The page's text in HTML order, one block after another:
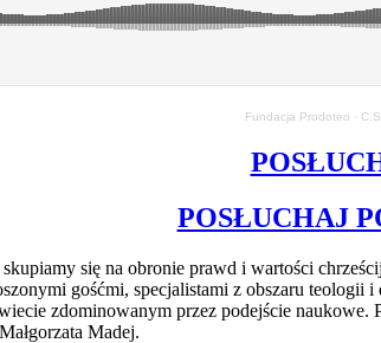
Fundacja Prodoteo ·
POSŁUCHAJ
się na obronie prawd i wartości
gośćmi, specjalistami z obszaru teologii
zdominowanym przez podejście
Madej.